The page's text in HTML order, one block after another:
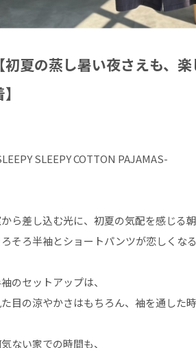
【初夏の蒸し暑い夜さえも、
SLEEPY COTTON PAJAMAS-
ら差し込む光に、初夏の気配を感じる
そろ半袖とショートパンツが恋しくな
のセットアップは、
た目の涼やかさはもちろん、袖を通した
ない家での時間も、